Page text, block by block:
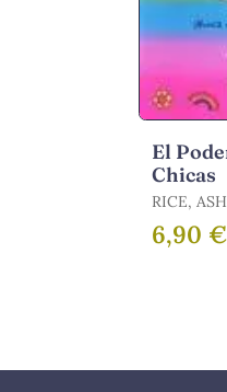
El
Chicas
RICE,
6,90 €